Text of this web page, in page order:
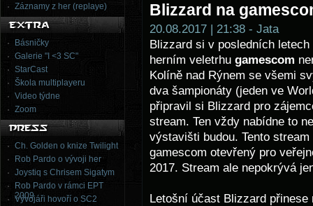
Záznamy z her (replaye)
Básničky
Galerie "I <3 SC"
StarCast
Škola multiplayeru
Video týdne
Zoom
Ch. Golden o knize Twilight
Rob Pardo o vývoji her
Joystiq s Chrisem Sigatym
Rob Pardo v rámci EPT
2009
Vývojáři hovoří o SC2
Blizzard na
20.08.2017 | 21:38 - Jata
Blizzard si v posledních
herním veletrhu gamescom
Kolíně nad Rýnem se všemi
dva šampionáty (jeden ve
připravil si Blizzard pro
stream. Ten vždy nabídne to
výstavišti budou. Tento
gamescom otevřený pro
2017. Stream ale nepokrývá
Letošní účast Blizzard